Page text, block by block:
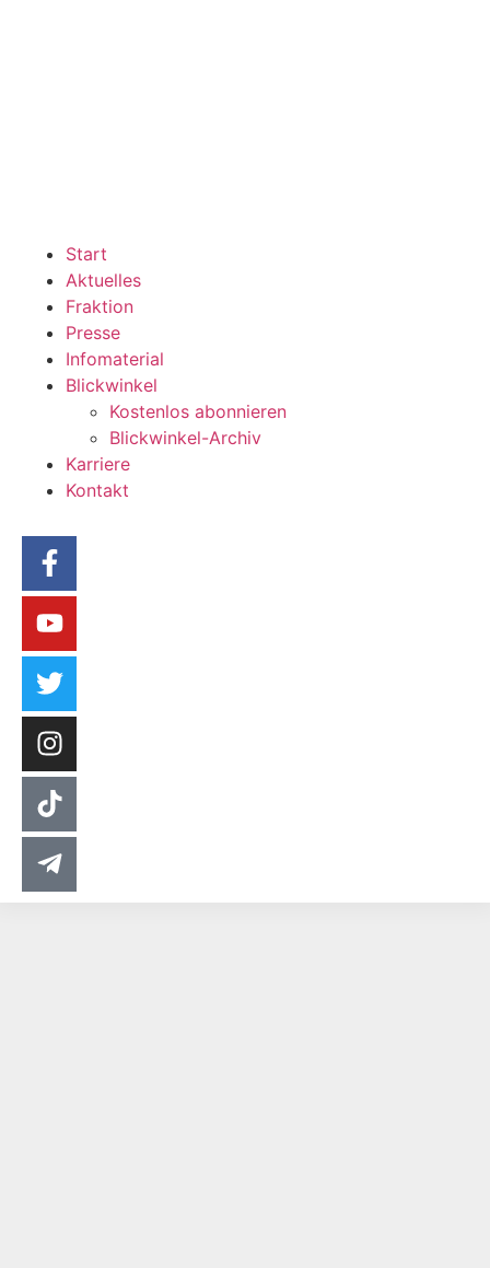
Start
Aktuelles
Fraktion
Presse
Infomaterial
Blickwinkel
Kostenlos abonnieren
Blickwinkel-Archiv
Karriere
Kontakt